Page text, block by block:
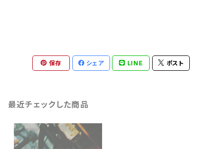
保存 シェア LINE ポスト
最近チェックした商品